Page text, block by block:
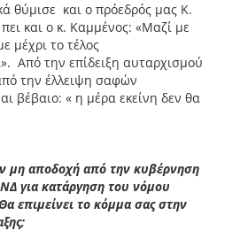
θύμισε και ο πρόεδρός μας Κ.
και ο κ. Καμμένος: «Μαζί με
μέχρι το τέλος
Από την επίδειξη αυταρχισμού
την έλλειψη σαφών
βέβαιο: « η μέρα εκείνη δεν θα
μη αποδοχή από την κυβέρνηση
για κατάργηση του νόμου
επιμείνει το κόμμα σας στην